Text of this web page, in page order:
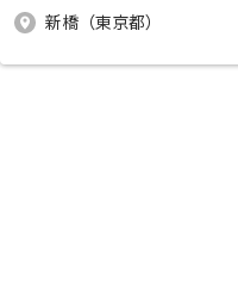
新橋（東京都）